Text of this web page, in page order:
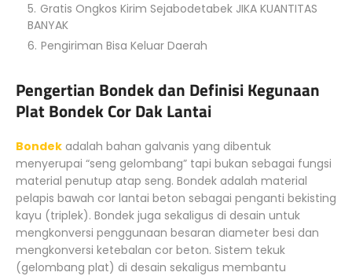
Gratis Ongkos Kirim Sejabodetabek JIKA KUANTITAS
BANYAK
Pengiriman Bisa Keluar Daerah
Pengertian Bondek dan Definisi Kegunaan
Plat Bondek Cor Dak Lantai
Bondek adalah bahan galvanis yang dibentuk
menyerupai “seng gelombang” tapi bukan sebagai fungsi
material penutup atap seng. Bondek adalah material
pelapis bawah cor lantai beton sebagai penganti bekisting
kayu (triplek). Bondek juga sekaligus di desain untuk
mengkonversi penggunaan besaran diameter besi dan
mengkonversi ketebalan cor beton. Sistem tekuk
(gelombang plat) di desain sekaligus membantu